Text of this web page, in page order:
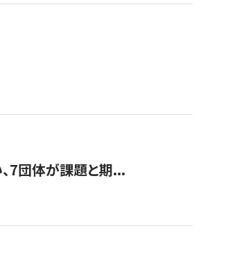
7団体が課題と期...